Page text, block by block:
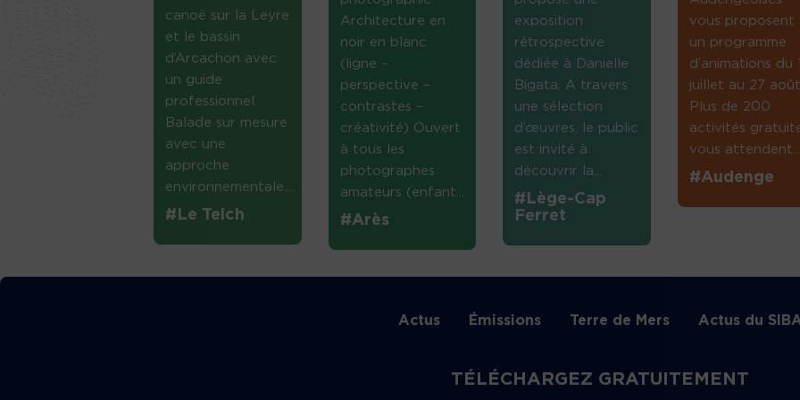
canoë sur la Leyre
et le bassin
d’Arcachon avec
un guide
professionnel.
Balade sur mesure
avec une
approche
environnementale....
#Le Teich
Architecture en
noir en blanc
(ligne –
perspective –
contrastes –
créativité) Ouvert
à tous les
photographes
amateurs (enfant...
#Arès
exposition
rétrospective
dédiée à Danielle
Bigata. A travers
une sélection
d’œuvres, le public
est invité à
découvrir la...
#Lège-Cap
Ferret
vous proposent
un programme
d’animations du 1
juillet au 27
Plus de 200
activités
vous
#Audenge
Actus Émissions Terre de Mers Actus du
TÉLÉCHARGEZ GRATUITEMENT